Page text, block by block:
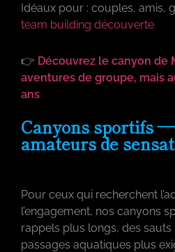
Idéaux pour : couples, amis,
team building découverte
👉 Découvrez le canyon de
aventures de groupe, mais
ans
Canyons sportifs
amateurs de
Pour ceux qui recherchent
l’engagement, nos canyons
rappels plus longs, des
passages aquatiques plus